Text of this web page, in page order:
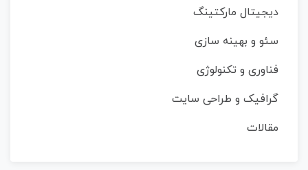
دیجیتال مارکتینگ
سئو و بهینه سازی
فناوری و تکنولوژی
گرافیک و طراحی سایت
مقالات